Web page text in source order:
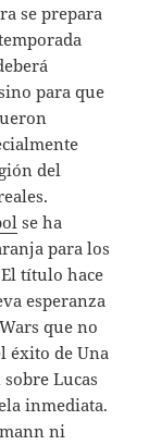
se prepara
para que
del
se ha
para los
título hace
esperanza
que no
éxito de Una
Lucas
inmediata.
ni